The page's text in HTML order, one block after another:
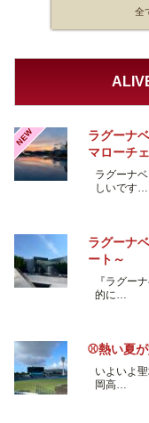
全
NEW
ラグーナ
マローチ
ラグーナ
しいです…
ラグーナ
ート～
『ラグー
的に…
⚾熱い夏
いよいよ
岡高…